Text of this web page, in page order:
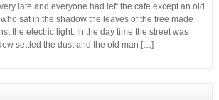
late and everyone had left the cafe except an old
sat in the shadow the leaves of the tree made
the electric light. In the day time the street was
settled the dust and the old man […]